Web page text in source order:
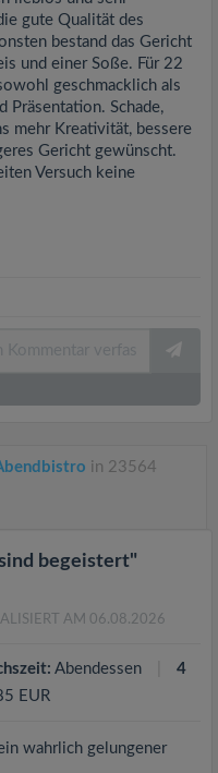
gute Qualität des
bestand das Gericht
und einer Soße. Für 22
geschmacklich als
Präsentation. Schade,
mehr Kreativität, bessere
Gericht gewünscht.
Versuch keine
in 23564
begeistert"
AM 06.08.2026
Abendessen
4
EUR
wahrlich gelungener